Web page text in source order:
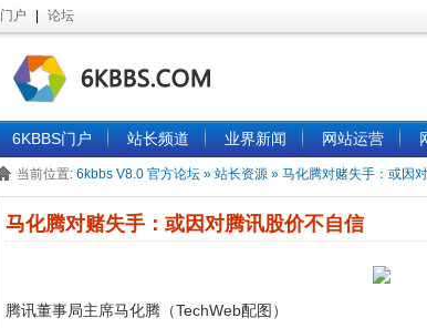
门户 论坛
6KBBS门户 站长频道 业界新闻 网站运营
当前位置: 6kbbs V8.0 官方论坛 » 站长资源 » 马化腾对赌失手：或因
马化腾对赌失手：或因对腾讯股价不自信
腾讯董事局主席马化腾（TechWeb配图）